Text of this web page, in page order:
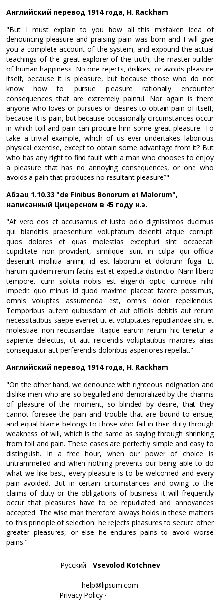
Английский перевод 1914 года, H. Rackham
"But I must explain to you how all this mistaken idea of
denouncing pleasure and praising pain was born and I will give
you a complete account of the system, and expound the actual
teachings of the great explorer of the truth, the master-builder
of human happiness. No one rejects, dislikes, or avoids pleasure
itself, because it is pleasure, but because those who do not
know how to pursue pleasure rationally encounter
consequences that are extremely painful. Nor again is there
anyone who loves or pursues or desires to obtain pain of itself,
because it is pain, but because occasionally circumstances occur
in which toil and pain can procure him some great pleasure. To
take a trivial example, which of us ever undertakes laborious
physical exercise, except to obtain some advantage from it? But
who has any right to find fault with a man who chooses to enjoy
a pleasure that has no annoying consequences, or one who
avoids a pain that produces no resultant pleasure?"
Абзац 1.10.33 "de Finibus Bonorum et Malorum",
написанный Цицероном в 45 году н.э.
"At vero eos et accusamus et iusto odio dignissimos ducimus
qui blanditiis praesentium voluptatum deleniti atque corrupti
quos dolores et quas molestias excepturi sint occaecati
cupiditate non provident, similique sunt in culpa qui officia
deserunt mollitia animi, id est laborum et dolorum fuga. Et
harum quidem rerum facilis est et expedita distinctio. Nam libero
tempore, cum soluta nobis est eligendi optio cumque nihil
impedit quo minus id quod maxime placeat facere possimus,
omnis voluptas assumenda est, omnis dolor repellendus.
Temporibus autem quibusdam et aut officiis debitis aut rerum
necessitatibus saepe eveniet ut et voluptates repudiandae sint et
molestiae non recusandae. Itaque earum rerum hic tenetur a
sapiente delectus, ut aut reiciendis voluptatibus maiores alias
consequatur aut perferendis doloribus asperiores repellat."
Английский перевод 1914 года, H. Rackham
"On the other hand, we denounce with righteous indignation and
dislike men who are so beguiled and demoralized by the charms
of pleasure of the moment, so blinded by desire, that they
cannot foresee the pain and trouble that are bound to ensue;
and equal blame belongs to those who fail in their duty through
weakness of will, which is the same as saying through shrinking
from toil and pain. These cases are perfectly simple and easy to
distinguish. In a free hour, when our power of choice is
untrammelled and when nothing prevents our being able to do
what we like best, every pleasure is to be welcomed and every
pain avoided. But in certain circumstances and owing to the
claims of duty or the obligations of business it will frequently
occur that pleasures have to be repudiated and annoyances
accepted. The wise man therefore always holds in these matters
to this principle of selection: he rejects pleasures to secure other
greater pleasures, or else he endures pains to avoid worse
pains."
Pyccкий - Vsevolod Kotchnev
help@lipsum.com
Privacy Policy·